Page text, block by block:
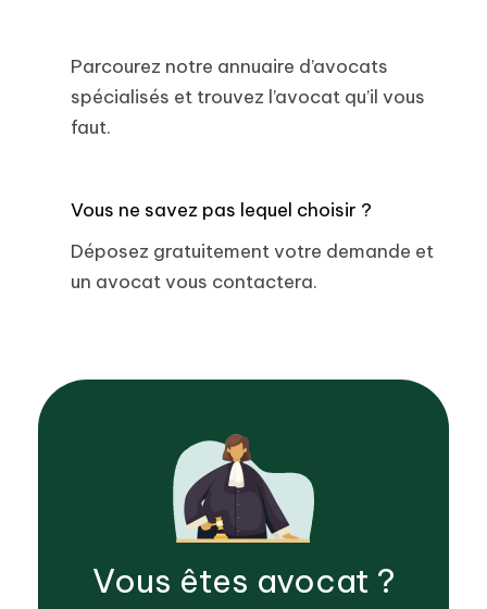
Parcourez notre annuaire d’avocats
spécialisés et trouvez l’avocat qu’il vous
faut.
Vous ne savez pas lequel choisir ?
Déposez gratuitement votre demande et
un avocat vous contactera.
Vous êtes avocat ?